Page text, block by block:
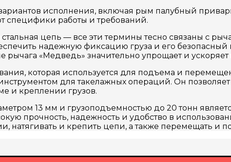
исполнения, включая рым палубный
специфики работы и требований.
цепь — все эти термины тесно связаны с
надежную фиксацию груза и его
рычага «Медведь» значительно упрощает и
которая используется для подъема и
для такелажных операций. Он
и креплении грузов.
13 мм и грузоподъемностью до 20 тонн
прочность, надежность и удобство в
натягивать и крепить цепи, а также перемещать и